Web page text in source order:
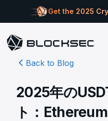
Get the 2025
Back to Blog
2025年の
ト：